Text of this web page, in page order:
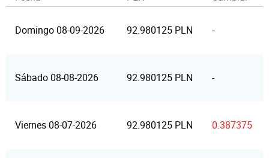
Domingo 08-09-2026 92.980125 PLN -
Sábado 08-08-2026 92.980125 PLN -
Viernes 08-07-2026 92.980125 PLN 0.387375